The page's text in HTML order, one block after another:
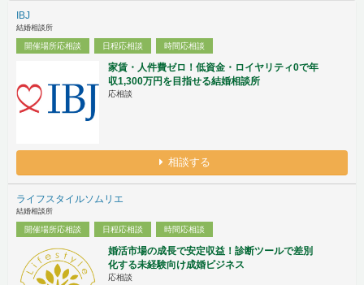
IBJ
結婚相談所
開催場所応相談 日程応相談 時間応相談
家賃・人件費ゼロ！低資金・ロイヤリティ0で年
収1,300万円を目指せる結婚相談所
応相談
相談する
ライフスタイルソムリエ
結婚相談所
開催場所応相談 日程応相談 時間応相談
婚活市場の成長で安定収益！診断ツールで差別
化する未経験向け成婚ビジネス
応相談